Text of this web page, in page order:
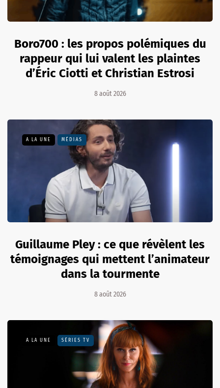
Boro700 : les propos polémiques du
rappeur qui lui valent les plaintes
d’Éric Ciotti et Christian Estrosi
8 août 2026
A LA UNE MÉDIAS
Guillaume Pley : ce que révèlent les
témoignages qui mettent l’animateur
dans la tourmente
8 août 2026
A LA UNE SÉRIES TV